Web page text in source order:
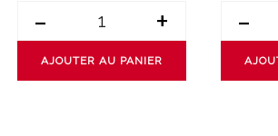
- +
AJOUTER AU PANIER
-